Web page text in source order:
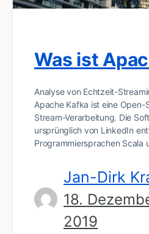
Was ist
Analyse von Echtzeit-
Apache Kafka ist eine
Stream-Verarbeitung. Die
ursprünglich von LinkedIn
Programmiersprachen Scala
Jan-Dirk
18.
2019